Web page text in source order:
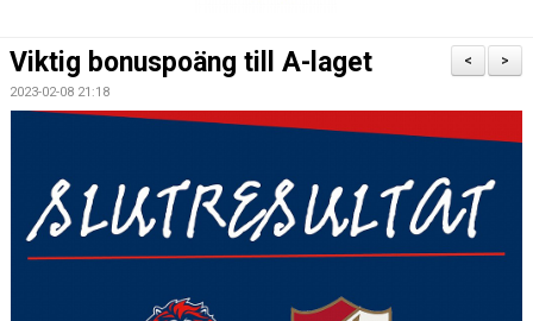
MATCHER
CUPER
CAFÉET
>
<
Viktig bonuspoäng till A-laget
2023-02-08 21:18